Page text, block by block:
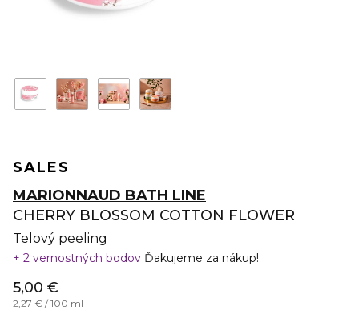
SALES
MARIONNAUD BATH LINE
CHERRY BLOSSOM COTTON FLOWER
Telový peeling
2 vernostných bodov Ďakujeme za nákup!
5,00 €
2,27 € / 100 ml